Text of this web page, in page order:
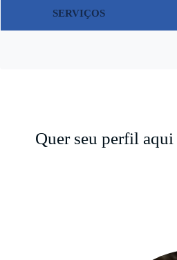
SERVIÇOS
Quer seu perfil